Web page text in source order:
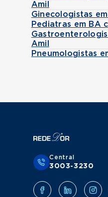
Amil
Ginecologistas
Pediatras em BA
Amil
Pneumologistas
Central
3003-3230